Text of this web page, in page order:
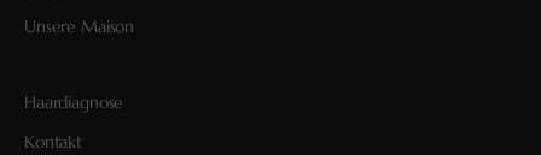
Unsere Maison
Haardiagnose
Kontakt